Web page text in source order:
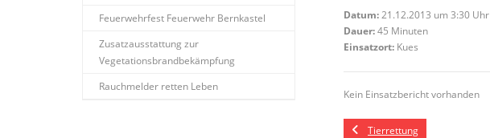
Datum:21.12.2013 um 3:30 Uhr
Dauer:45 Minuten
Einsatzort: Kues
Kein Einsatzbericht vorhanden
Tierrettung
Feuerwehrfest Feuerwehr Bernkastel
Zusatzausstattung zur
Vegetationsbrandbekämpfung
Rauchmelder retten Leben